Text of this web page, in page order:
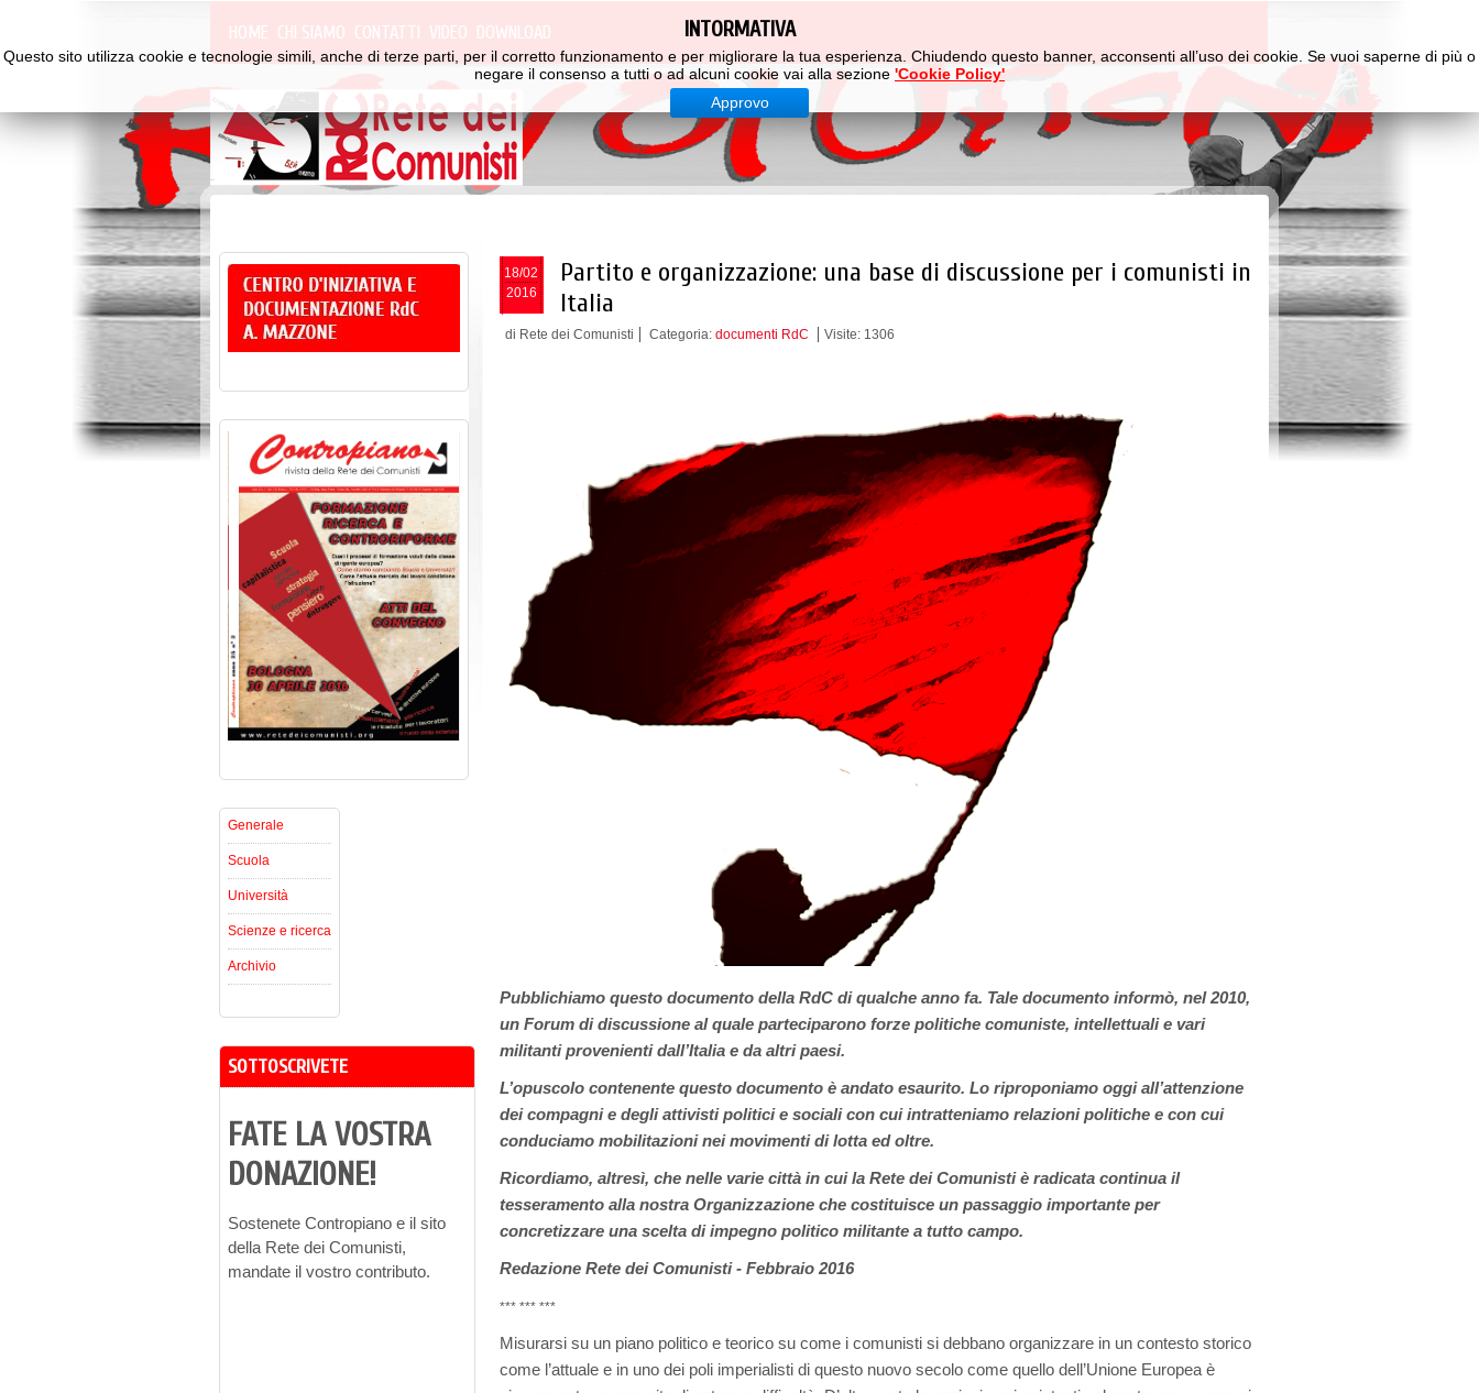
HOME CHI SIAMO CONTATTI VIDEO DOWNLOAD INTORMATIVA
Questo sito utilizza cookie e tecnologie simili, anche di terze parti, per il corretto funzionamento e per migliorare la tua esperienza. Chiudendo questo banner, acconsenti all’uso dei cookie. Se vuoi saperne di più o
negare il consenso a tutti o ad alcuni cookie vai alla sezione 'Cookie Policy'
Approvo
18/02
2016
Partito e organizzazione: una base di discussione per i comunisti in
Italia
di Rete dei Comunisti Categoria: documenti RdC Visite: 1306
Pubblichiamo questo documento della RdC di qualche anno fa. Tale documento informò, nel 2010,
un Forum di discussione al quale parteciparono forze politiche comuniste, intellettuali e vari
militanti provenienti dall’Italia e da altri paesi.
L’opuscolo contenente questo documento è andato esaurito. Lo riproponiamo oggi all’attenzione
dei compagni e degli attivisti politici e sociali con cui intratteniamo relazioni politiche e con cui
conduciamo mobilitazioni nei movimenti di lotta ed oltre.
Ricordiamo, altresì, che nelle varie città in cui la Rete dei Comunisti è radicata continua il
tesseramento alla nostra Organizzazione che costituisce un passaggio importante per
concretizzare una scelta di impegno politico militante a tutto campo.
Redazione Rete dei Comunisti - Febbraio 2016
*** *** ***
Misurarsi su un piano politico e teorico su come i comunisti si debbano organizzare in un contesto storico
come l’attuale e in uno dei poli imperialisti di questo nuovo secolo come quello dell’Unione Europea è
Generale
Scuola
Università
Scienze e ricerca
Archivio
SOTTOSCRIVETE
FATE LA VOSTRA
DONAZIONE!
Sostenete Contropiano e il sito
della Rete dei Comunisti,
mandate il vostro contributo.